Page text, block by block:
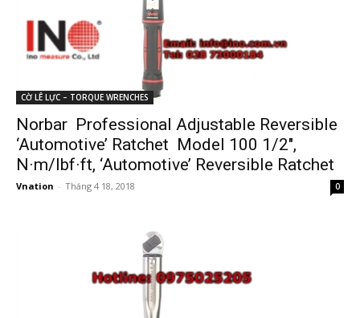
CỜ LÊ LỰC – TORQUE WRENCHES
Norbar Professional Adjustable Reversible
‘Automotive’ Ratchet Model 100 1/2″,
N·m/lbf·ft, ‘Automotive’ Reversible Ratchet
Vnation - Tháng 4 18, 2018 0